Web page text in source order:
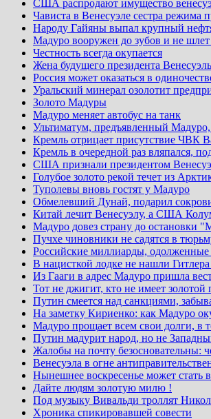
США распродают имущество
Чависта в Венесуэле сестра режима
Народу Гайяны выпал крупный
Мадуро вооружен до зубов и не шлет
Честность всегда окупается
Жена будущего президента
Россия может оказаться в
Уральский минерал озолотит
Золото Мадуры
Мадуро меняет автобус на танк
Ультиматум, предъявленный Мадуро,
Кремль отрицает присутствие ЧВК
Кремль в очередной раз вляпался,
США признали президентом
Голубое золото рекой течет из
Туполевы вновь гостят у Мадуро
Обмелевший Дунай, подарил
Китай лечит Венесуэлу, а США
Мадуро довез страну до остановки
Пучхе чиновники не садятся в
Российские миллиарды,
В нацисткой лодке не нашли Гитлера
Из Гааги в адрес Мадуро пришла
Тот не джигит, кто не имеет золотой
Путин смеется над санкциями,
На заметку Кириенко: как Мадуро
Мадуро прощает всем свои долги, в
Путин мадурит народ, но не
Жалобы на почту безосновательны:
Венесуэла в огне
Нынешнее воскресенье может стать
Дайте людям золотую милю !
Под музыку Вивальди троллят
Хроника спикировавшей совести